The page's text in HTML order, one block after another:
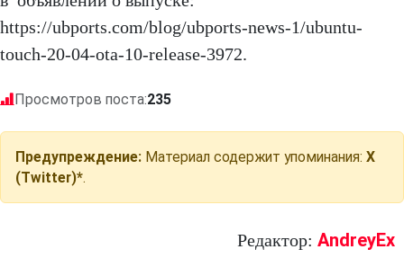
https://ubports.com/blog/ubports-news-1/ubuntu-
touch-20-04-ota-10-release-3972.
Просмотров поста:235
Предупреждение: Материал содержит упоминания: X
(Twitter)*.
Редактор: AndreyEx